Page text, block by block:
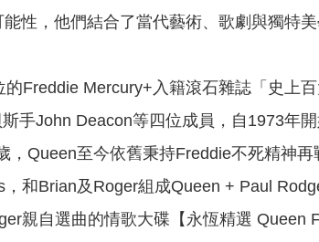
性，他們結合了當代藝術、歌劇與獨特
Freddie Mercury+入籍滾石雜誌「史上
手John Deacon等四位成員，自1973年
，Queen至今依舊秉持Freddie不死精神
和Brian及Roger組成Queen + Paul
親自選曲的情歌大碟【永恆精選 Queen